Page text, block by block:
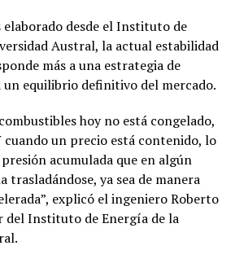
elaborado desde el Instituto de
Austral, la actual estabilidad
más a una estrategia de
un equilibrio definitivo del mercado.
hoy no está congelado,
cuando un precio está contenido, lo
acumulada que en algún
trasladándose, ya sea de manera
explicó el ingeniero Roberto
del Instituto de Energía de la